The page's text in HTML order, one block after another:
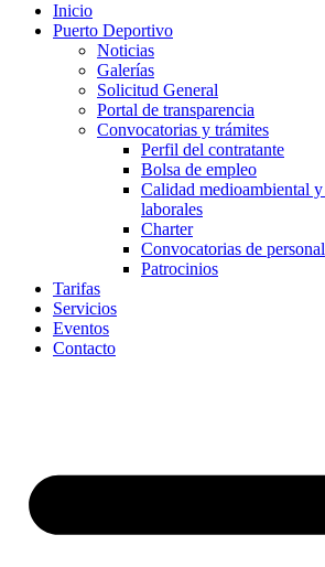
Inicio
Puerto Deportivo
Noticias
Galerías
Solicitud General
Portal de transparencia
Convocatorias y trámites
Perfil del contratante
Bolsa de empleo
Calidad medioambiental
laborales
Charter
Convocatorias de personal
Patrocinios
Tarifas
Servicios
Eventos
Contacto